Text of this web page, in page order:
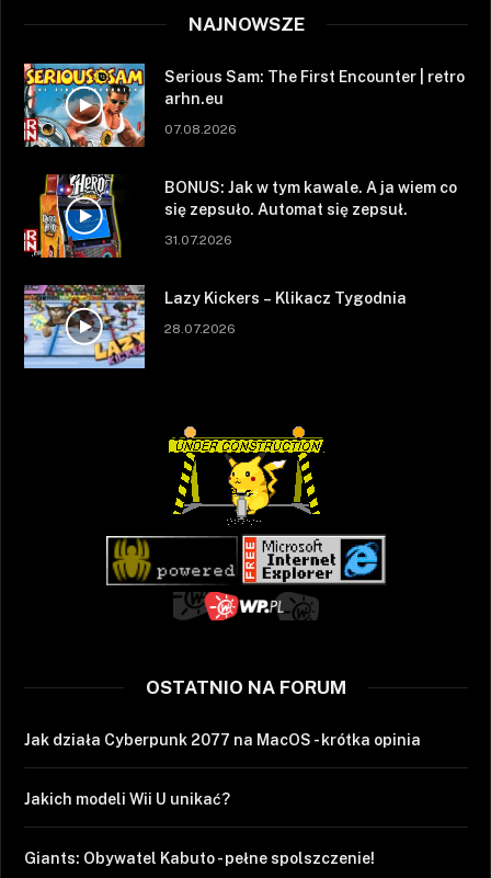
NAJNOWSZE
Serious Sam: The First Encounter | retro
arhn.eu
07.08.2026
BONUS: Jak w tym kawale. A ja wiem co
się zepsuło. Automat się zepsuł.
31.07.2026
Lazy Kickers – Klikacz Tygodnia
28.07.2026
OSTATNIO NA FORUM
Jak działa Cyberpunk 2077 na MacOS - krótka opinia
Jakich modeli Wii U unikać?
Giants: Obywatel Kabuto - pełne spolszczenie!